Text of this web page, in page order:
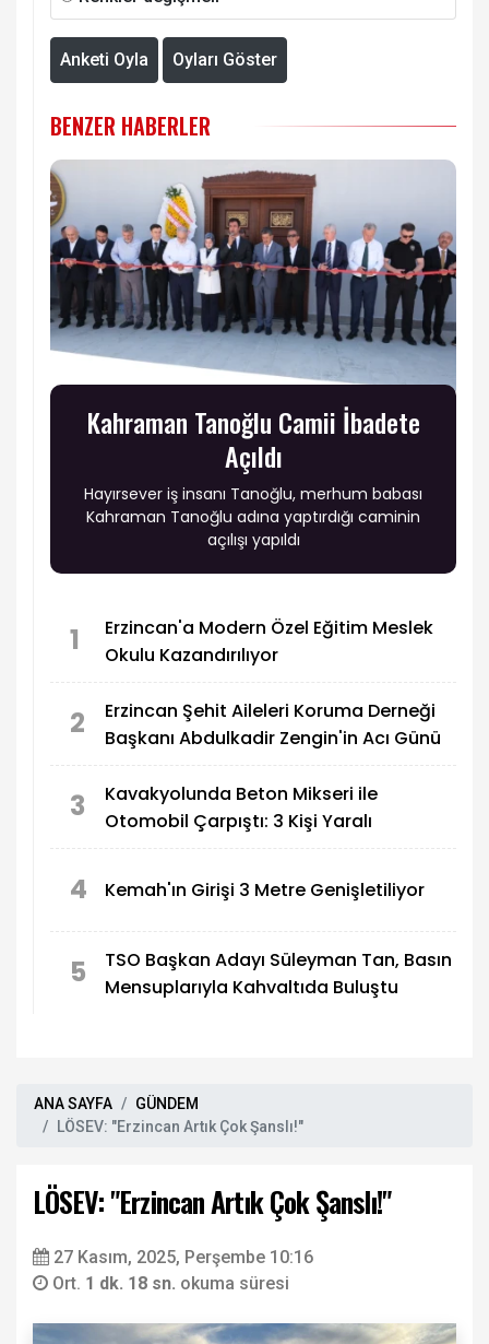
Anketi Oyla Oyları Göster
BENZER HABERLER
Kahraman Tanoğlu Camii İbadete
Açıldı
Hayırsever iş insanı Tanoğlu, merhum babası
Kahraman Tanoğlu adına yaptırdığı caminin
açılışı yapıldı
1
Erzincan'a Modern Özel Eğitim Meslek
Okulu Kazandırılıyor
2
Erzincan Şehit Aileleri Koruma Derneği
Başkanı Abdulkadir Zengin'in Acı Günü
3
Kavakyolunda Beton Mikseri ile
Otomobil Çarpıştı: 3 Kişi Yaralı
4 Kemah'ın Girişi 3 Metre Genişletiliyor
5
TSO Başkan Adayı Süleyman Tan, Basın
Mensuplarıyla Kahvaltıda Buluştu
ANA SAYFA
GÜNDEM
LÖSEV: "Erzincan Artık Çok Şanslı!"
LÖSEV: "Erzincan Artık Çok Şanslı!"
27 Kasım, 2025, Perşembe 10:16
Ort. 1 dk. 18 sn. okuma süresi